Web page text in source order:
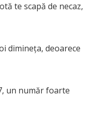
te scapă de necaz,
dimineța, deoarece
un număr foarte